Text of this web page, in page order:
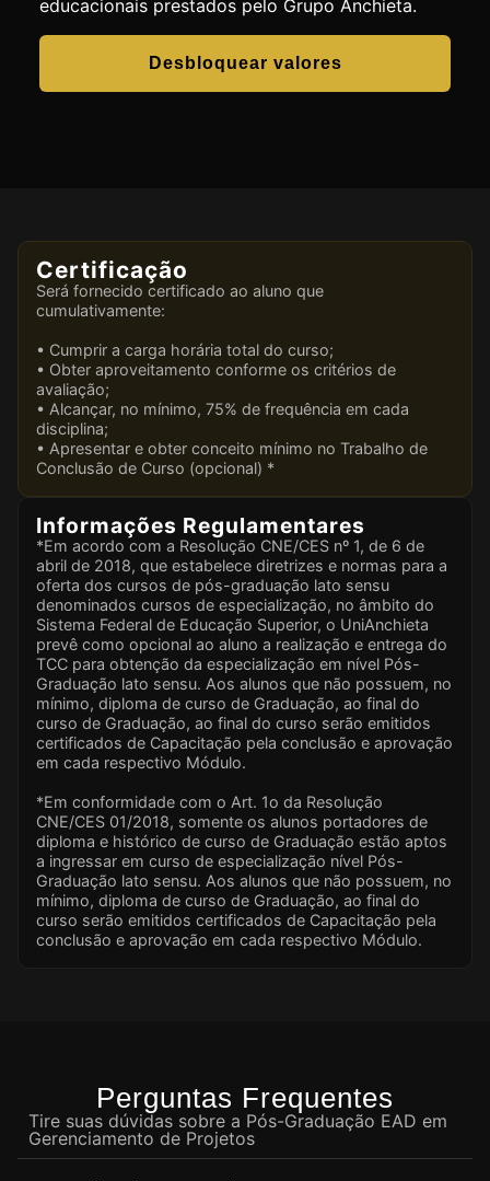
educacionais prestados pelo Grupo Anchieta.
Desbloquear valores
Certificação
Será fornecido certificado ao aluno que
cumulativamente:
• Cumprir a carga horária total do curso;
• Obter aproveitamento conforme os critérios de
avaliação;
• Alcançar, no mínimo, 75% de frequência em cada
disciplina;
• Apresentar e obter conceito mínimo no Trabalho de
Conclusão de Curso (opcional) *
Informações Regulamentares
*Em acordo com a Resolução CNE/CES nº 1, de 6 de
abril de 2018, que estabelece diretrizes e normas para a
oferta dos cursos de pós-graduação lato sensu
denominados cursos de especialização, no âmbito do
Sistema Federal de Educação Superior, o UniAnchieta
prevê como opcional ao aluno a realização e entrega do
TCC para obtenção da especialização em nível Pós-
Graduação lato sensu. Aos alunos que não possuem, no
mínimo, diploma de curso de Graduação, ao final do
curso de Graduação, ao final do curso serão emitidos
certificados de Capacitação pela conclusão e aprovação
em cada respectivo Módulo.
*Em conformidade com o Art. 1o da Resolução
CNE/CES 01/2018, somente os alunos portadores de
diploma e histórico de curso de Graduação estão aptos
a ingressar em curso de especialização nível Pós-
Graduação lato sensu. Aos alunos que não possuem, no
mínimo, diploma de curso de Graduação, ao final do
curso serão emitidos certificados de Capacitação pela
conclusão e aprovação em cada respectivo Módulo.
Perguntas Frequentes
Tire suas dúvidas sobre a Pós-Graduação EAD em
Gerenciamento de Projetos